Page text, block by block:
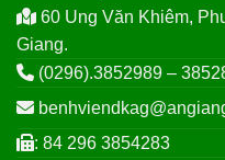
60 Ung Văn Khiêm,
Giang.
(0296).3852989 –
: 84 296 3854283